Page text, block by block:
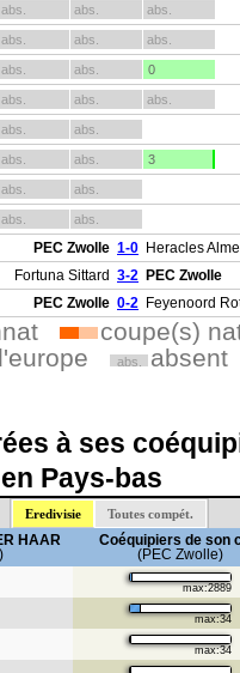
abs. abs. abs.
abs. abs. abs.
abs. abs. 0
abs. abs. abs.
abs. abs.
abs. abs. 3
abs. abs.
abs. abs.
PEC Zwolle 1-0 Heracles
Fortuna Sittard 3-2 PEC Zwolle
PEC Zwolle 0-2 Feyenoord
coupe(s)
abs. absent
à ses
Pays-bas
Eredivisie Toutes compét.
HAAR
Coéquipiers de son
(PEC Zwolle)
max:2889
max:34
max:34